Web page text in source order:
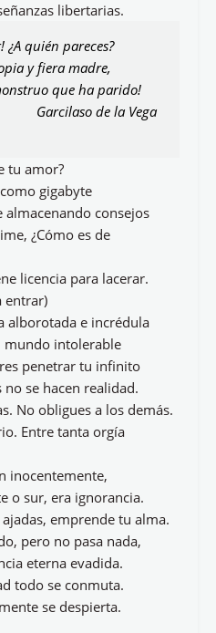
libertarias.
¿A quién pareces?
y fiera madre,
que ha parido!
Garcilaso de la Vega
tu amor?
gigabyte
consejos
¿Cómo es de
licencia para lacerar.
entrar)
alborotada e incrédula
mundo intolerable
penetrar tu infinito
se hacen realidad.
No obligues a los demás.
Entre tanta orgía
inocentemente,
o sur, era ignorancia.
emprende tu alma.
pero no pasa nada,
eterna evadida.
todo se conmuta.
se despierta.